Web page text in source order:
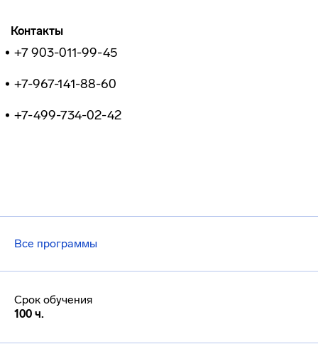
Все программы
Срок обучения
100 ч.
Контакты
+7 903-011-99-45
+7-967-141-88-60
+7-499-734-02-42